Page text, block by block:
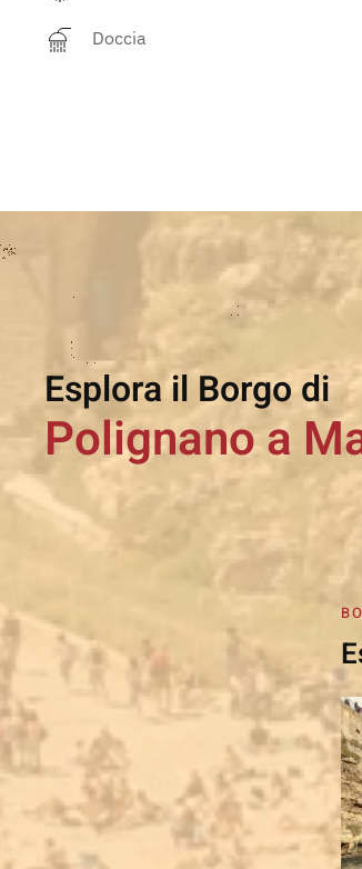
Doccia
Esplora il Borgo di
Polignano a